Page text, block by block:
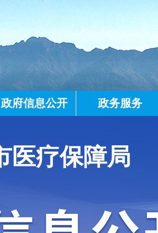
政府信息公开 政务服务
医疗保障局